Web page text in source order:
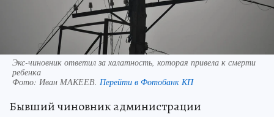
Экс-чиновник ответил за халатность, которая привела к смерти
ребенка
Фото: Иван МАКЕЕВ. Перейти в Фотобанк КП
Бывший чиновник администрации